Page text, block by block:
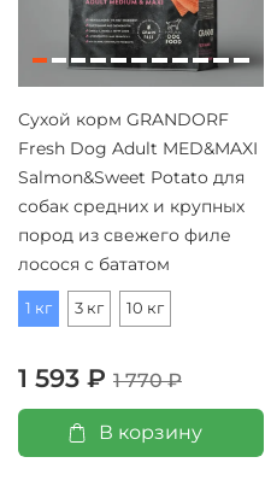
Сухой корм GRANDORF
Fresh Dog Adult MED&MAXI
Salmon&Sweet Potato для
собак средних и крупных
пород из свежего филе
лосося с бататом
1 кг 3 кг 10 кг
1 593 ₽ 1 770 ₽
В корзину